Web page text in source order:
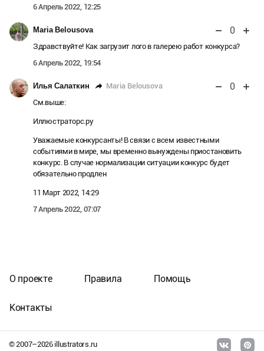
6 Апрель 2022, 12:25
Maria Belousova 0
Здравствуйте! Как загрузит лого в галерею работ конкурса?
6 Апрель 2022, 19:54
Илья Салаткин Maria Belousova 0
См.выше:
Иллюстраторс.ру
Уважаемые конкурсанты! В связи с всем известными
событиями в мире, мы временно вынуждены приостановить
конкурс. В случае нормализации ситуации конкурс будет
обязательно продлен
11 Март 2022, 14:29
7 Апрель 2022, 07:07
© 2007–2026illustrators.ru
О проекте Правила Помощь
Контакты